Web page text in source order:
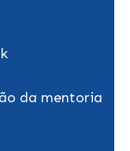
da mentoria